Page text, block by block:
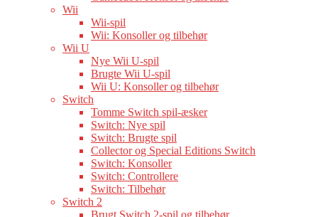
Wii
Wii-spil
Wii: Konsoller og tilbehør
Wii U
Nye Wii U-spil
Brugte Wii U-spil
Wii U: Konsoller og tilbehør
Switch
Tomme Switch spil-æsker
Switch: Nye spil
Switch: Brugte spil
Collector og Special Editions Switch
Switch: Konsoller
Switch: Controllere
Switch: Tilbehør
Switch 2